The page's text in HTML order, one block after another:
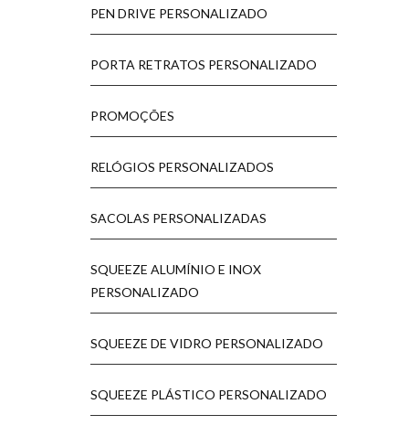
PEN DRIVE PERSONALIZADO
PORTA RETRATOS PERSONALIZADO
PROMOÇÕES
RELÓGIOS PERSONALIZADOS
SACOLAS PERSONALIZADAS
SQUEEZE ALUMÍNIO E INOX
PERSONALIZADO
SQUEEZE DE VIDRO PERSONALIZADO
SQUEEZE PLÁSTICO PERSONALIZADO